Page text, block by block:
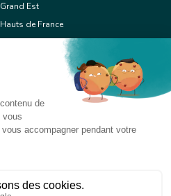
Est
de France
de France
Val de Loire
Alpes Côte d'Azur